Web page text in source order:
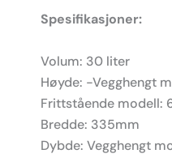
Spesifikasjoner:
Volum: 30 liter
Høyde: -Vegghengt
Frittstående modell:
Bredde: 335mm
Dybde: Vegghengt